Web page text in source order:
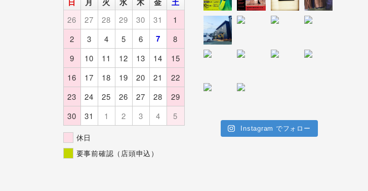
26 27 28 29 30 31
1
2
3 4 5 6 7
8
9
10 11 12 13 14
15
16
17 18 19 20 21
22
23
24 25 26 27 28
29
30
31 1 2 3 4 5
休日
要事前確認（店頭申込）
Instagram でフォロー